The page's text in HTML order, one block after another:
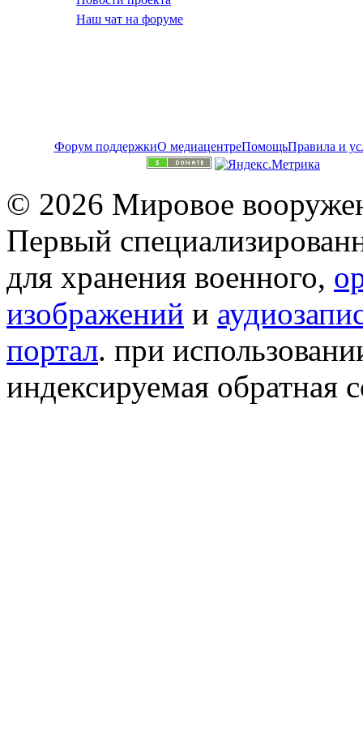
Наш чат на форуме
Форум поддержкиО медиацентреПомощьПравила и
© 2026 Мировое
Первый
для хранения военного,
изображений и
портал. при
индексируемая обратная